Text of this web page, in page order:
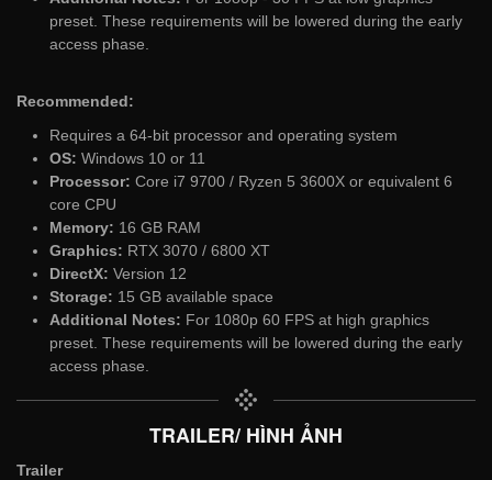
preset. These requirements will be lowered during the early
access phase.
Recommended:
Requires a 64-bit processor and operating system
OS: Windows 10 or 11
Processor: Core i7 9700 / Ryzen 5 3600X or equivalent 6
core CPU
Memory: 16 GB RAM
Graphics: RTX 3070 / 6800 XT
DirectX: Version 12
Storage: 15 GB available space
Additional Notes: For 1080p 60 FPS at high graphics
preset. These requirements will be lowered during the early
access phase.
TRAILER/ HÌNH ẢNH
Trailer